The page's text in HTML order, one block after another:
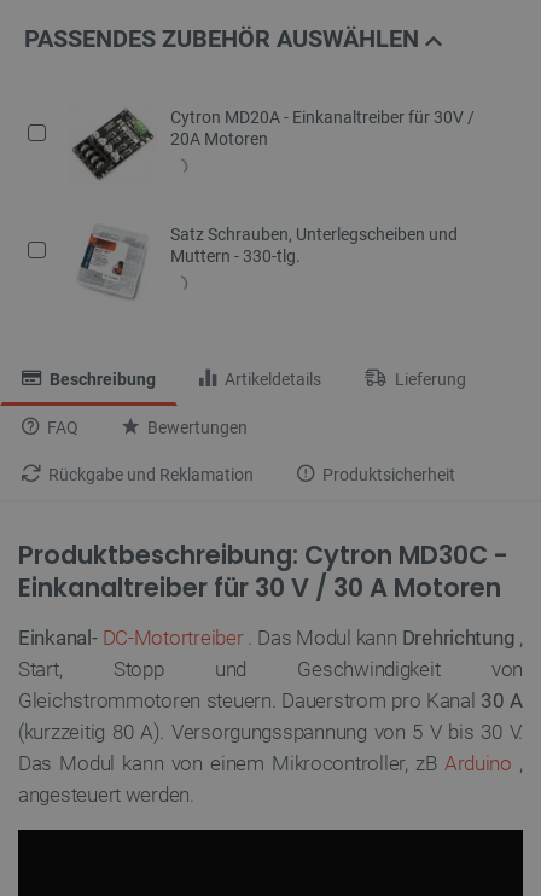
PASSENDES ZUBEHÖR AUSWÄHLEN
Cytron MD20A - Einkanaltreiber für 30V /
20A Motoren
Satz Schrauben, Unterlegscheiben und
Muttern - 330-tlg.
Beschreibung Artikeldetails Lieferung
FAQ Bewertungen
Rückgabe und Reklamation Produktsicherheit
Produktbeschreibung: Cytron MD30C -
Einkanaltreiber für 30 V / 30 A Motoren
Einkanal- DC-Motortreiber. Das Modul kann Drehrichtung ,
Start, Stopp und Geschwindigkeit von
Gleichstrommotoren steuern. Dauerstrom pro Kanal 30 A
(kurzzeitig 80 A). Versorgungsspannung von 5 V bis 30 V.
Das Modul kann von einem Mikrocontroller, zB Arduino ,
angesteuert werden.